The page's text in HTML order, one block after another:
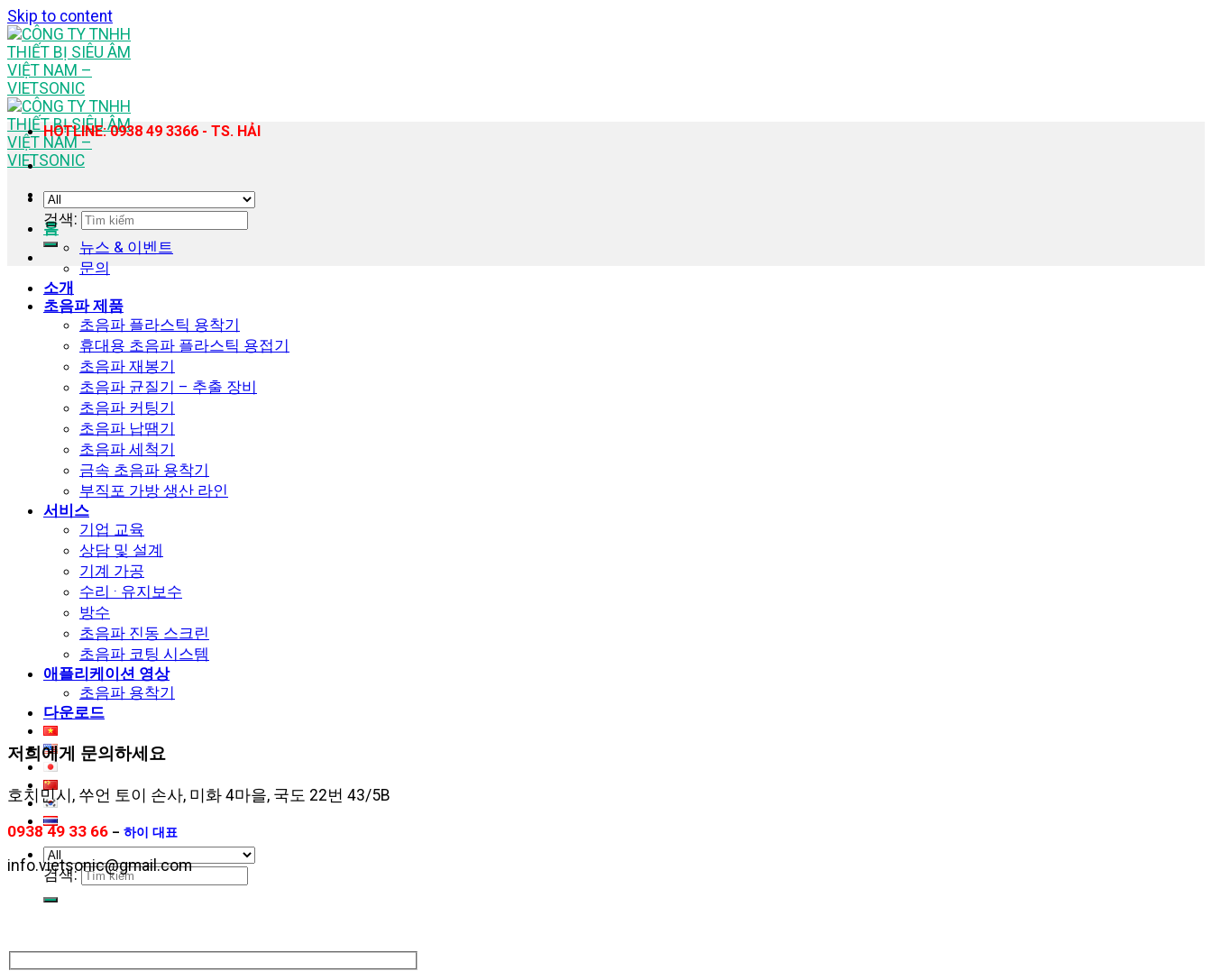
Skip to content
홈
뉴스 & 이벤트
문의
소개
초음파 제품
초음파 플라스틱 용착기
휴대용 초음파 플라스틱 용접기
초음파 재봉기
초음파 균질기 – 추출 장비
초음파 커팅기
초음파 납땜기
초음파 세척기
금속 초음파 용착기
부직포 가방 생산 라인
서비스
기업 교육
상담 및 설계
기계 가공
수리 · 유지보수
방수
초음파 진동 스크린
초음파 코팅 시스템
애플리케이션 영상
초음파 용착기
다운로드
검색:
HOTLINE: 0938 49 3366 - TS. HẢI
검색:
저희에게 문의하세요
호치민시, 쑤언 토이 손사, 미화 4마을, 국도 22번 43/5B
0938 49 33 66 – 하이 대표
info.vietsonic@gmail.com